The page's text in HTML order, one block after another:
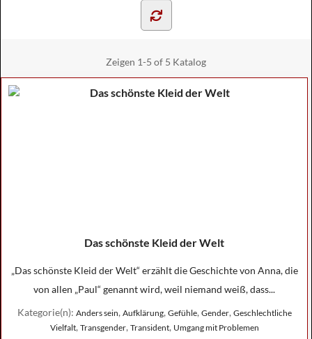
Zeigen 1-5 of 5 Katalog
Das schönste Kleid der Welt
„Das schönste Kleid der Welt“ erzählt die Geschichte von Anna, die
von allen „Paul“ genannt wird, weil niemand weiß, dass...
Kategorie(n): Anders sein, Aufklärung, Gefühle, Gender, Geschlechtliche
Vielfalt, Transgender, Transident, Umgang mit Problemen